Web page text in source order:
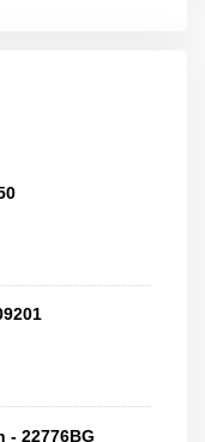
- 22776BG